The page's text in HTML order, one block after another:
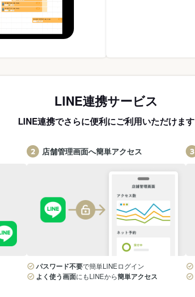
LINE連携サービス
LINE連携でさらに便利にご利用いただけます
店舗管理画面へ簡単アクセス
パスワード不要で簡単LINEログイン
よく使う画面にもLINEから簡単アクセス